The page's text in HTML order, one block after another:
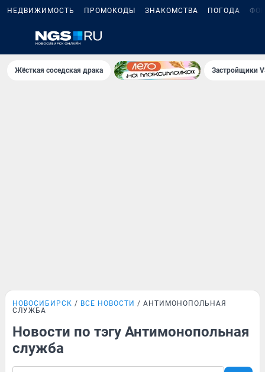
НЕДВИЖИМОСТЬ ПРОМОКОДЫ ЗНАКОМСТВА ПОГОДА
Жёсткая соседская драка Застройщики
НОВОСИБИРСК ВСЕ НОВОСТИ
АНТИМОНОПОЛЬНАЯ
СЛУЖБА
Новости по тэгу Антимонопольная
служба